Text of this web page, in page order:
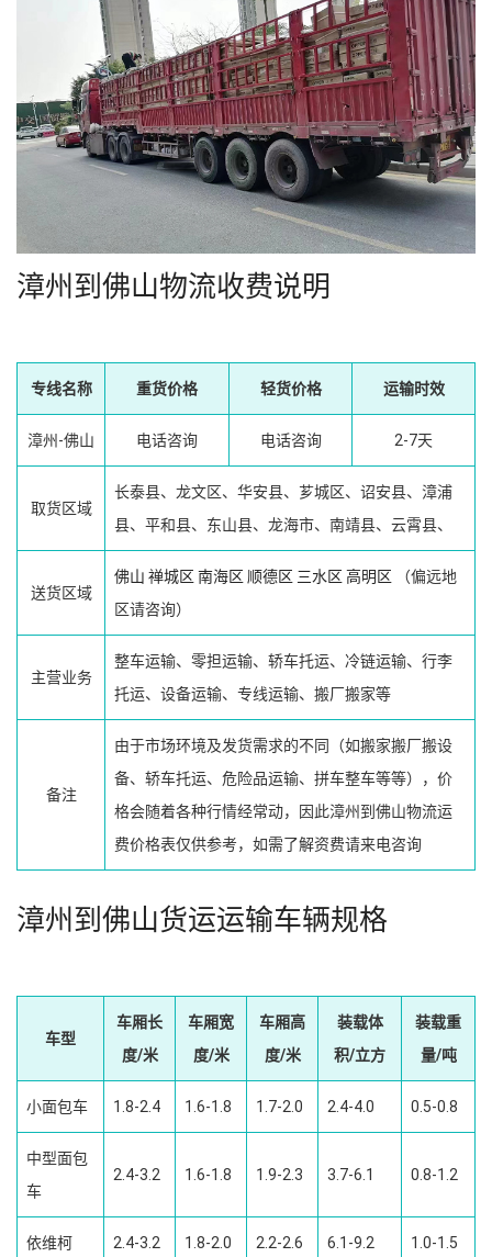
漳州到佛山物流收费说明
专线名称 重货价格 轻货价格 运输时效
漳州-佛山 电话咨询 电话咨询 2-7天
取货区域
长泰县、龙文区、华安县、芗城区、诏安县、漳浦
县、平和县、东山县、龙海市、南靖县、云霄县、
送货区域
佛山 禅城区 南海区 顺德区 三水区 高明区 （偏远地
区请咨询）
主营业务
整车运输、零担运输、轿车托运、冷链运输、行李
托运、设备运输、专线运输、搬厂搬家等
备注
由于市场环境及发货需求的不同（如搬家搬厂搬设
备、轿车托运、危险品运输、拼车整车等等），价
格会随着各种行情经常动，因此漳州到佛山物流运
费价格表仅供参考，如需了解资费请来电咨询
漳州到佛山货运运输车辆规格
车型
车厢长
度/米
车厢宽
度/米
车厢高
度/米
装载体
积/立方
装载重
量/吨
小面包车 1.8-2.4 1.6-1.8 1.7-2.0 2.4-4.0 0.5-0.8
中型面包
车
2.4-3.2 1.6-1.8 1.9-2.3 3.7-6.1 0.8-1.2
依维柯 2.4-3.2 1.8-2.0 2.2-2.6 6.1-9.2 1.0-1.5